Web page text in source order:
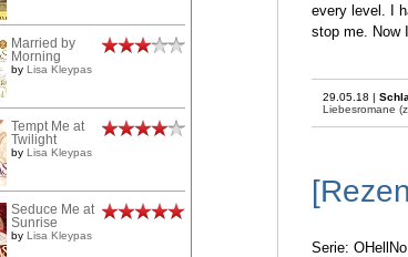
Married by
Morning
by Lisa Kleypas
Tempt Me at
Twilight
by Lisa Kleypas
Seduce Me at
Sunrise
by Lisa Kleypas
every level. I
stop me. Now
29.05.18 |
Liebesromane
Serie: